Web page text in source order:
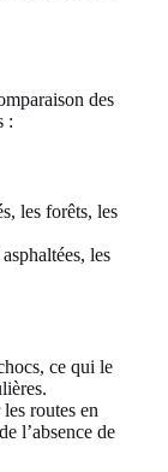
des
:
les forêts, les
les
ce qui le
routes en
l’absence de